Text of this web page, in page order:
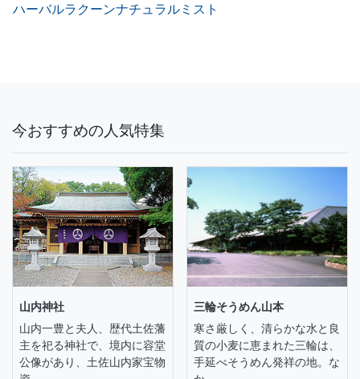
ハーバルラクーンナチュラルミスト
今おすすめの人気特集
山内神社
山内一豊と夫人、歴代土佐藩
主を祀る神社で、境内に容堂
公像があり、土佐山内家宝物
三輪そうめん山本
寒さ厳しく、清らかな水と良
質の小麦に恵まれた三輪は、
手延べそうめん発祥の地。な